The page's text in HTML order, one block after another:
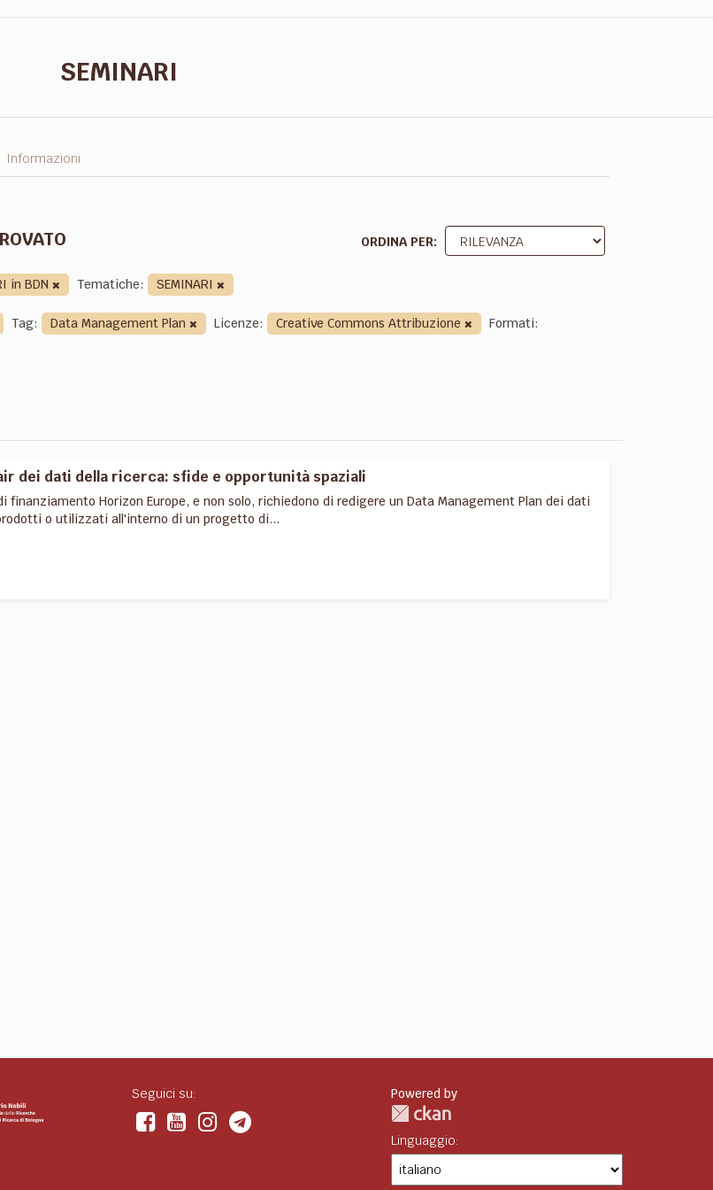
SEMINARI
Informazioni
ORDINA PER
in BDN Tematiche:
SEMINARI
Tag: Data Management Plan Licenze: Creative Commons Attribuzione
Formati:
dei dati della ricerca: sfide e opportunità spaziali
finanziamento Horizon Europe, e non solo, richiedono di redigere un Data Management Plan dei dati
o utilizzati all'interno di un progetto di...
Seguici su: Powered by
Linguaggio